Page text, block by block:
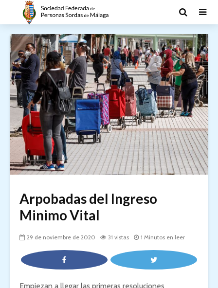
Arpobadas del Ingreso
Minimo Vital
29 de noviembre de 2020 31 vistas 1 Minutos en leer
Empiezan a llegar las primeras resoluciones